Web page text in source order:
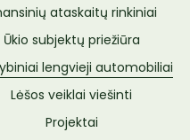
ataskaitų rinkiniai
Ūkio subjektų priežiūra
lengvieji automobiliai
Lėšos veiklai viešinti
Projektai